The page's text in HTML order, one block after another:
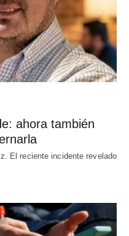
ahora también
El reciente incidente revelado